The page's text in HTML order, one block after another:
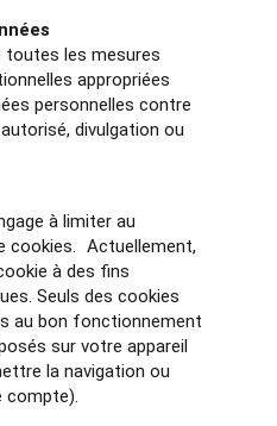
les mesures
appropriées
personnelles contre
divulgation ou
à limiter au
cookies. Actuellement,
à des fins
Seuls des cookies
au bon fonctionnement
sur votre appareil
la navigation ou
compte).